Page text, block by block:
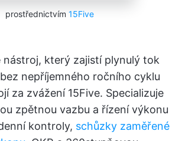
prostřednictvím 15Five
nástroj, který zajistí plynulý tok
nepříjemného ročního cyklu
za zvážení 15Five. Specializuje
zpětnou vazbu a řízení výkonu
kontroly, schůzky zaměřené